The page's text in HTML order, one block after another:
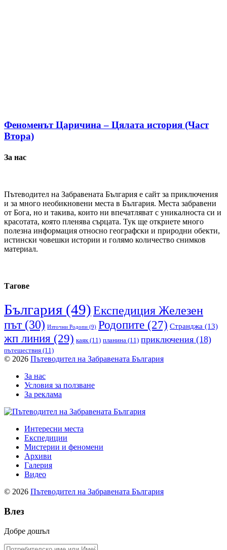
Феноменът Царичина – Цялата история (Част
Втора)
За нас
Пътеводител на Забравената България е сайт за приключения
и за много необикновени места в България. Места забравени
от Бога, но и такива, които ни впечатляват с уникалноста си и
красотата, която пленява сърцата. Тук ще откриете много
полезна информация относно географски и природни обекти,
истински човешки истории и голямо количество снимков
материал.
Тагове
България (49)Експедиция Железен
път(30) Източни Родопи (9) Родопите (27) Странджа (13)
жп линия (29) каяк(11) планина (11) приключения (18)
пътешествия (11)
© 2026 Пътеводител на Забравената България
За нас
Условия за ползване
За реклама
Интересни места
Експедиции
Мистерии и феномени
Архиви
Галерия
Видео
© 2026 Пътеводител на Забравената България
Влез
Добре дошъл